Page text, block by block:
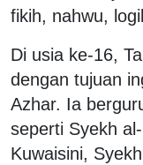
fikih, nahwu,
Di usia ke-16,
dengan tujuan
Azhar. Ia
seperti Syekh
Kuwaisini,